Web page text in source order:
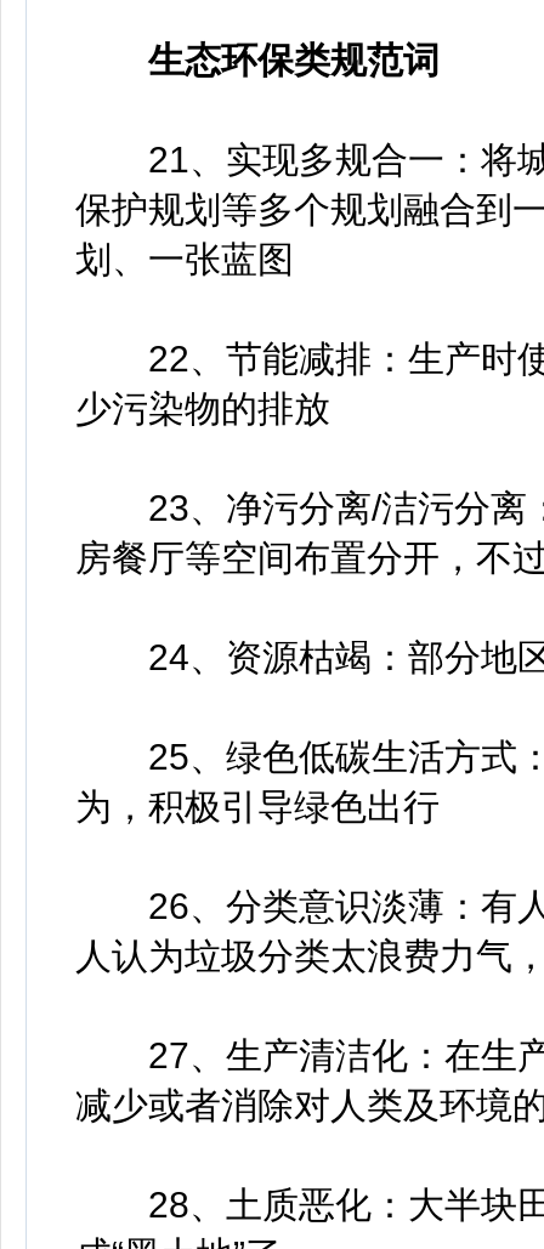
生态环保类规范词
21、实现多规合一：将城
保护规划等多个规划融合到
划、一张蓝图
22、节能减排：生产时使
少污染物的排放
23、净污分离/洁污分离
房餐厅等空间布置分开，不
24、资源枯竭：部分地区
25、绿色低碳生活方式：
为，积极引导绿色出行
26、分类意识淡薄：有人
人认为垃圾分类太浪费力气
27、生产清洁化：在生产
减少或者消除对人类及环境
28、土质恶化：大半块田